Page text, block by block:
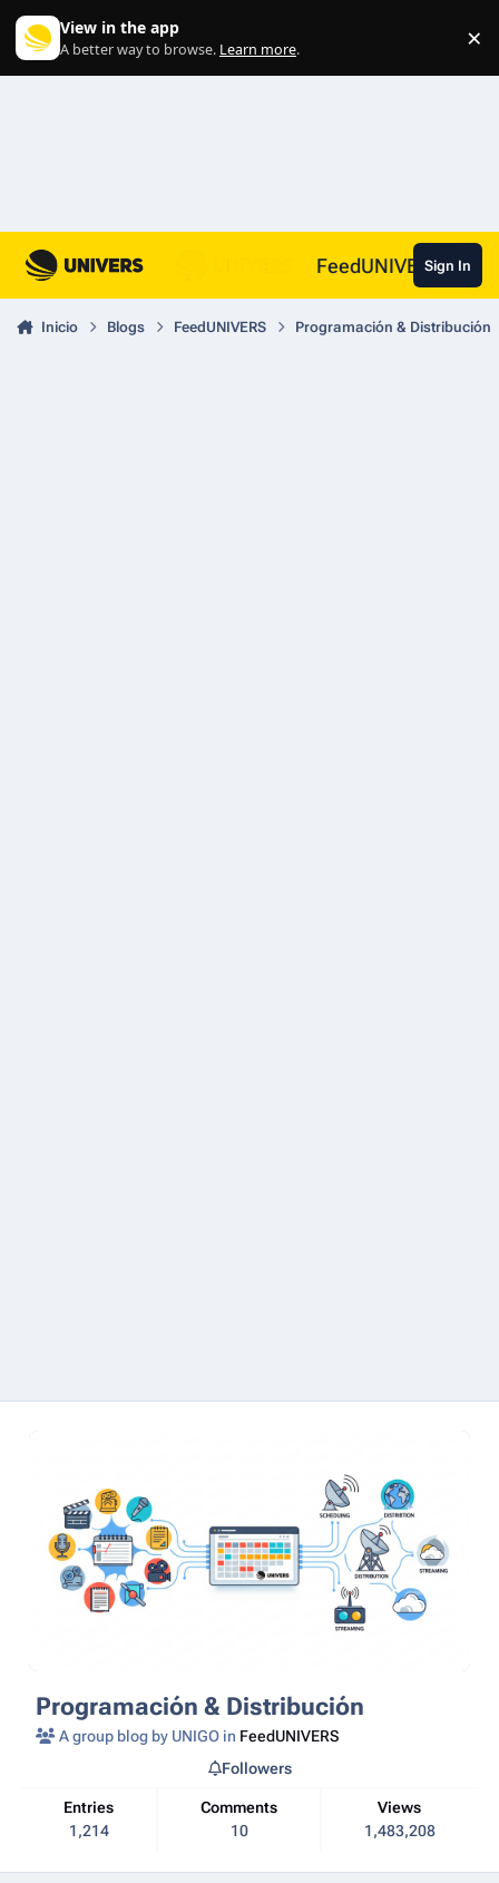
View in the app
A better way to browse. Learn more. ×
FeedUNIVERSSign In
Inicio Blogs FeedUNIVERS Programación & Distribución
Programación & Distribución
A group blog by UNIGO in FeedUNIVERS
Entries
1,214
Comments
10
Views
1,483,208
Followers